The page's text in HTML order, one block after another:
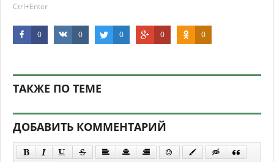
Ctrl+Enter
0 0 0 0 0
ТАКЖЕ ПО ТЕМЕ
ДОБАВИТЬ КОММЕНТАРИЙ